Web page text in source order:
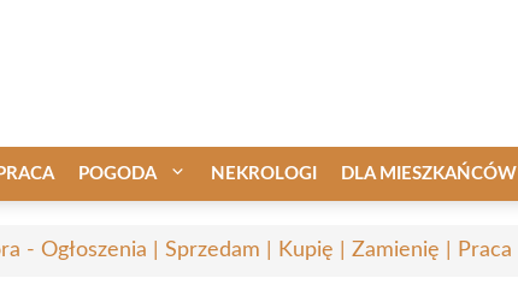
PRACA POGODA NEKROLOGI DLA MIESZKAŃCÓW
- Ogłoszenia | Sprzedam | Kupię | Zamienię | Praca